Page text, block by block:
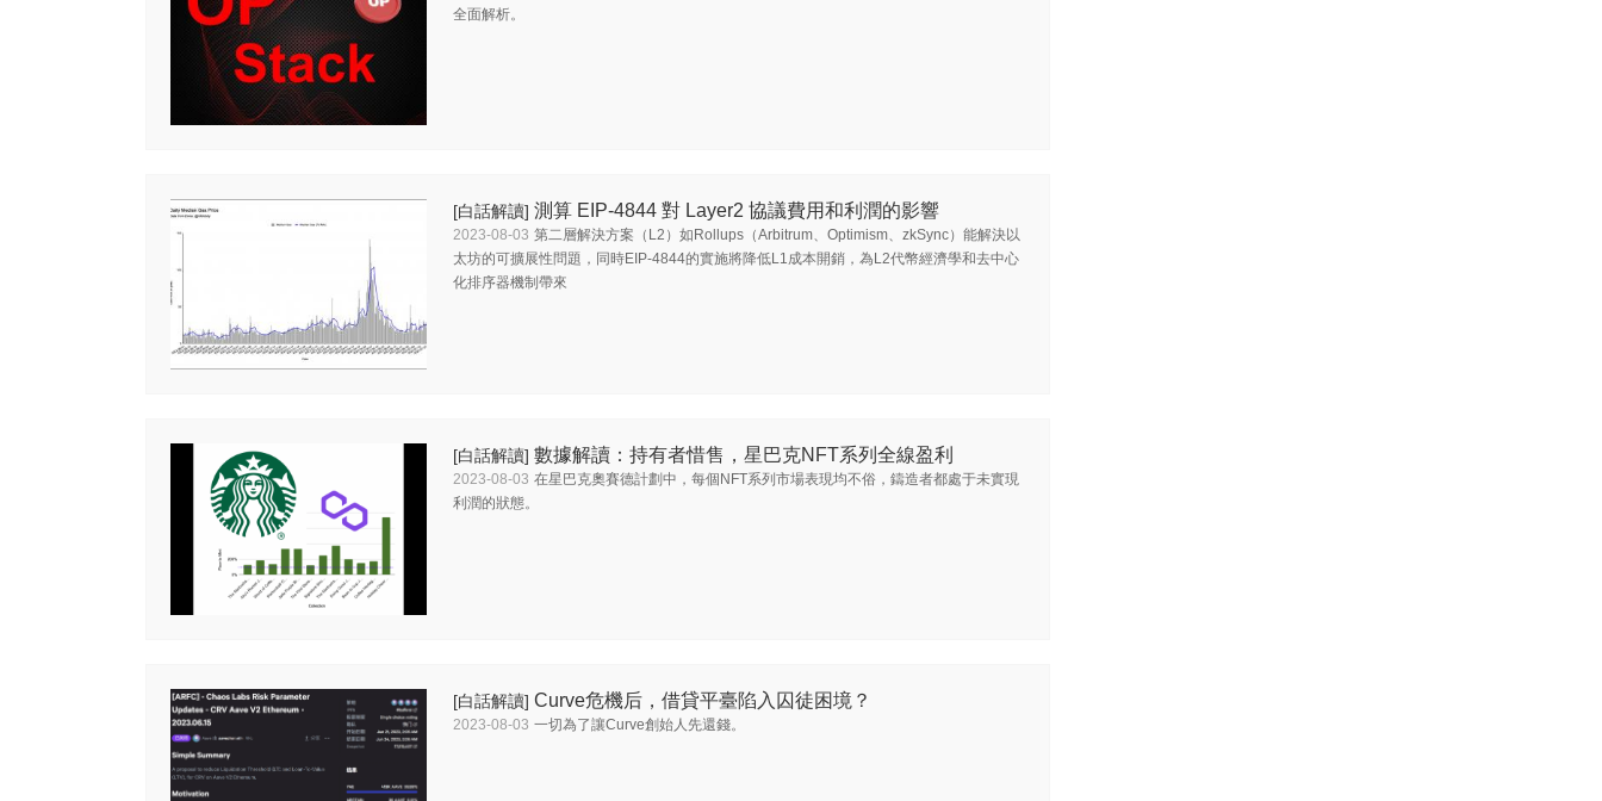
全面解析。
[白話解讀] 測算 EIP-4844 對 Layer2 協議費用和利潤的影響
2023-08-03 第二層解決方案（L2）如Rollups（Arbitrum、Optimism、zkSync）能解決以
太坊的可擴展性問題，同時EIP-4844的實施將降低L1成本開銷，為L2代幣經濟學和去中心
化排序器機制帶來
[白話解讀] 數據解讀：持有者惜售，星巴克NFT系列全線盈利
2023-08-03 在星巴克奧賽德計劃中，每個NFT系列市場表現均不俗，鑄造者都處于未實現
利潤的狀態。
[白話解讀] Curve危機后，借貸平臺陷入囚徒困境？
2023-08-03 一切為了讓Curve創始人先還錢。